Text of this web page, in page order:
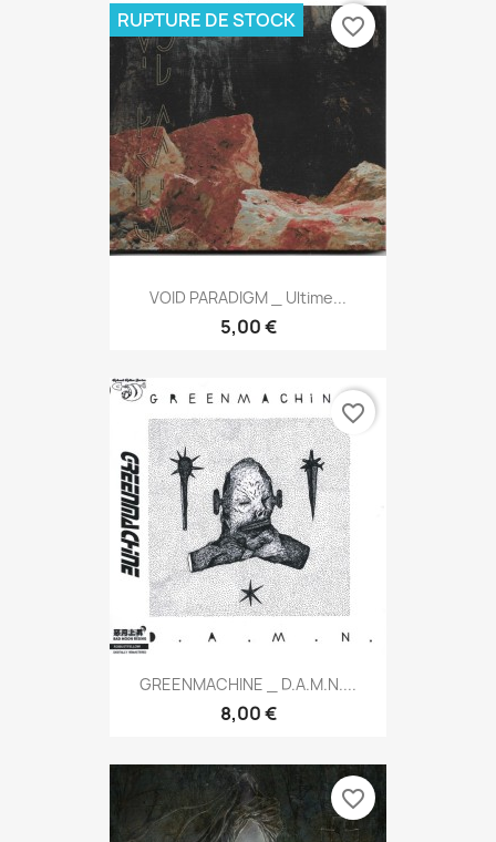
VOID PARADIGM _ Ultime...
5,00 €
RUPTURE DE STOCK favorite_border
GREENMACHINE _ D.A.M.N....
8,00 €
favorite_border
favorite_border